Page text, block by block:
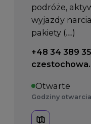
podróże,
wyjazdy
pakiety (…)
Telefon
+48 34 389
Email
Otwarte
Godziny